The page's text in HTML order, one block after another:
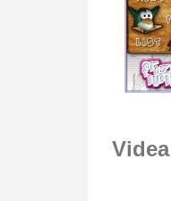
Videa